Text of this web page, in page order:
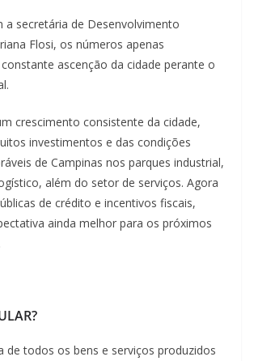
a secretária de Desenvolvimento
Flosi, os números apenas
ascenção da cidade perante o
crescimento consistente da cidade,
investimentos e das condições
de Campinas nos parques industrial,
além do setor de serviços. Agora
de crédito e incentivos fiscais,
ainda melhor para os próximos
de todos os bens e serviços produzidos